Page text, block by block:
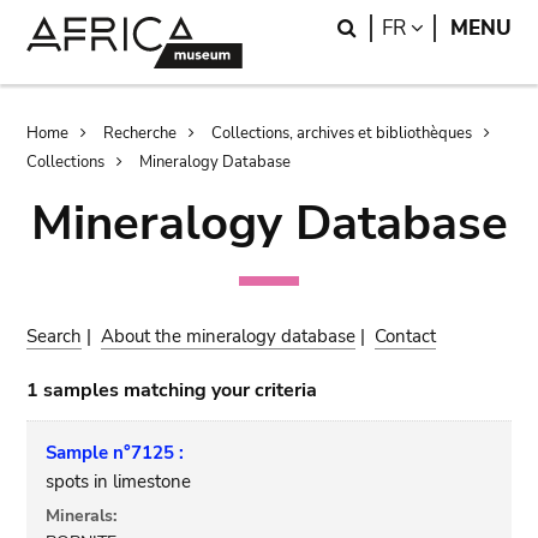
Search
FR LANGUAGE
MENU
Breadcrumb
Home Recherche
Collections, archives et bibliothèques
Collections
Mineralogy Database
Mineralogy Database
Search |About the mineralogy database | Contact
1 samples matching your criteria
Sample n°7125 :
spots in limestone
Minerals: